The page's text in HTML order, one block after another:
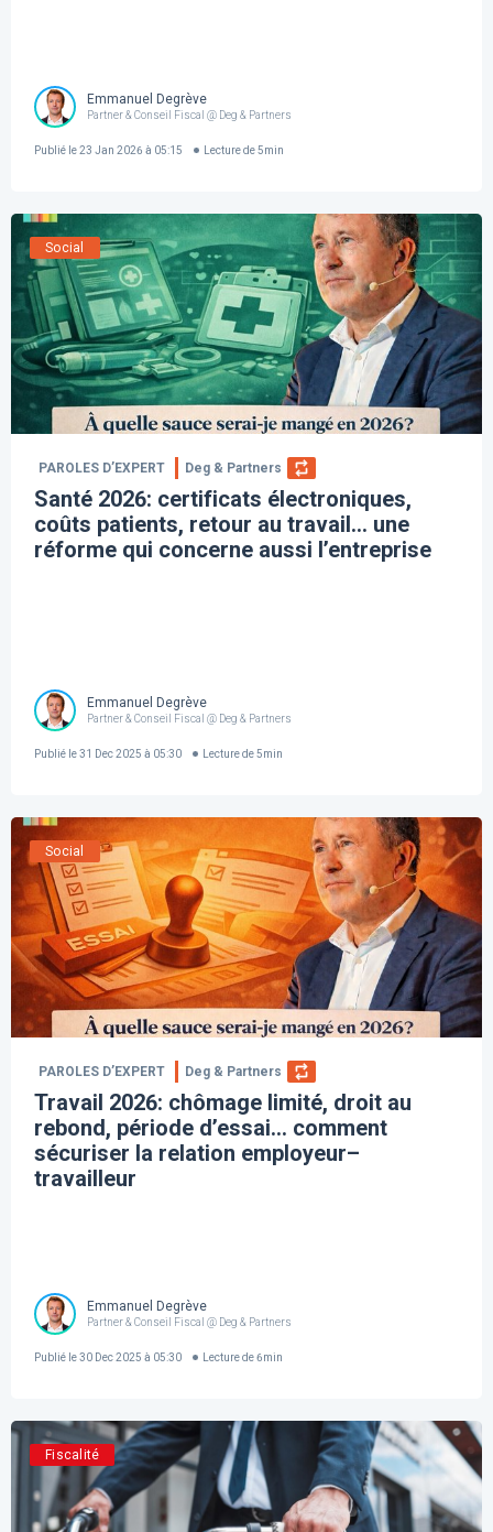
Emmanuel Degrève
Partner & Conseil Fiscal @ Deg & Partners
Publié le23 Jan 2026 à 05:15 Lecture de 5min
Social
PAROLES D’EXPERT Deg & Partners
Santé 2026: certificats électroniques,
coûts patients, retour au travail… une
réforme qui concerne aussi l’entreprise
Emmanuel Degrève
Partner & Conseil Fiscal @ Deg & Partners
Publié le31 Dec 2025 à 05:30 Lecture de 5min
Social
PAROLES D’EXPERT Deg & Partners
Travail 2026: chômage limité, droit au
rebond, période d’essai… comment
sécuriser la relation employeur–
travailleur
Emmanuel Degrève
Partner & Conseil Fiscal @ Deg & Partners
Publié le30 Dec 2025 à 05:30 Lecture de 6min
Fiscalité